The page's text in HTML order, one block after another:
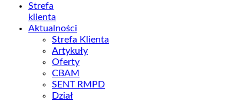
Strefa
klienta
Aktualności
Strefa Klienta
Artykuły
Oferty
CBAM
SENT RMPD
Dział